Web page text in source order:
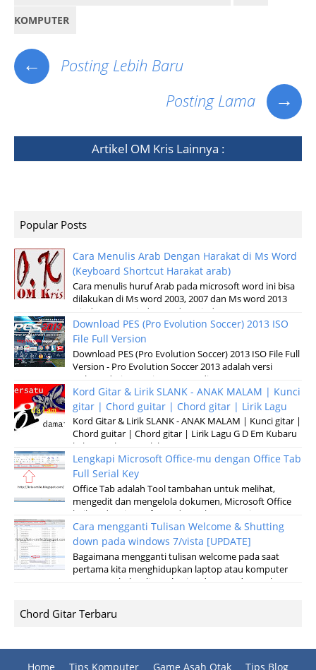
KOMPUTER
←
Posting Lebih Baru
Posting Lama
→
Artikel OM KrisLainnya :
Popular Posts
Cara Menulis Arab Dengan Harakat di Ms Word
(Keyboard Shortcut Harakat arab)
Cara menulis huruf Arab pada microsoft word ini bisa
dilakukan di Ms word 2003, 2007 dan Ms word 2013
windows XP, Windows 7 dan windows v...
Download PES (Pro Evolution Soccer) 2013 ISO
File Full Version
Download PES (Pro Evolution Soccer) 2013 ISO File Full
Version - Pro Evolution Soccer 2013 adalah versi
terbaru dari permainan pertandinga...
Kord Gitar & Lirik SLANK - ANAK MALAM | Kunci
gitar | Chord guitar | Chord gitar | Lirik Lagu
Kord Gitar & Lirik SLANK - ANAK MALAM | Kunci gitar |
Chord guitar | Chord gitar | Lirik Lagu G D Em Kubaru
keluar malam Setelah sun...
Lengkapi Microsoft Office-mu dengan Office Tab
Full Serial Key
Office Tab adalah Tool tambahan untuk melihat,
mengedit dan mengelola dokumen, Microsoft Office
baik pada microsoft Word, Excel, Powerpoint...
Cara mengganti Tulisan Welcome & Shutting
down pada windows 7/vista [UPDATE]
Bagaimana mengganti tulisan welcome pada saat
pertama kita menghidupkan laptop atau komputer
serta merubah tulisan shuting down pada saat k...
Chord Gitar Terbaru
Home Tips Komputer Game Asah Otak Tips Blog